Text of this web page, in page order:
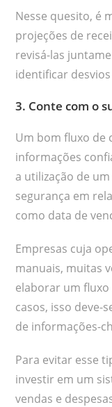
Nesse quesito, é
projeções de
revisá-las
identificar
3. Conte com o
Um bom fluxo de
informações
a utilização de
segurança em
como data de
Empresas cuja
manuais, muitas
elaborar um fluxo
casos, isso deve-
de informações-
Para evitar esse
investir em um
vendas e